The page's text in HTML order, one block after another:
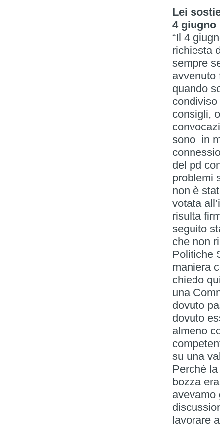
Lei
4 giugno
“Il 4
richiesta
sempre
avvenuto
quando
consigli,
sono in
del pd
problemi
non è
votata
risulta
seguito
che non
Politiche
maniera
chiedo
una
dovuto
dovuto
almeno
su una
Perché
bozza
avevamo
lavorare